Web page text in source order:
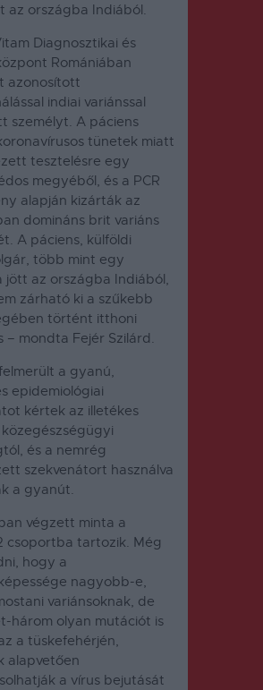
az országba Indiából.
Diagnosztikai és
Romániában
azonosított
indiai variánssal
személyt. A páciens
tünetek miatt
tesztelésre egy
megyéből, és a PCR
alapján kizárták az
domináns brit variáns
A páciens, külföldi
több mint egy
jött az országba Indiából,
zárható ki a szűkebb
történt itthoni
– mondta Fejér Szilárd.
a gyanú,
epidemiológiai
kértek az illetékes
és a nemrég
szekvenátort használva
a gyanút.
végzett minta a
csoportba tartozik. Még
hogy a
nagyobb-e,
variánsoknak, de
három olyan mutációt is
a tüskefehérjén,
alapvetően
a vírus bejutását